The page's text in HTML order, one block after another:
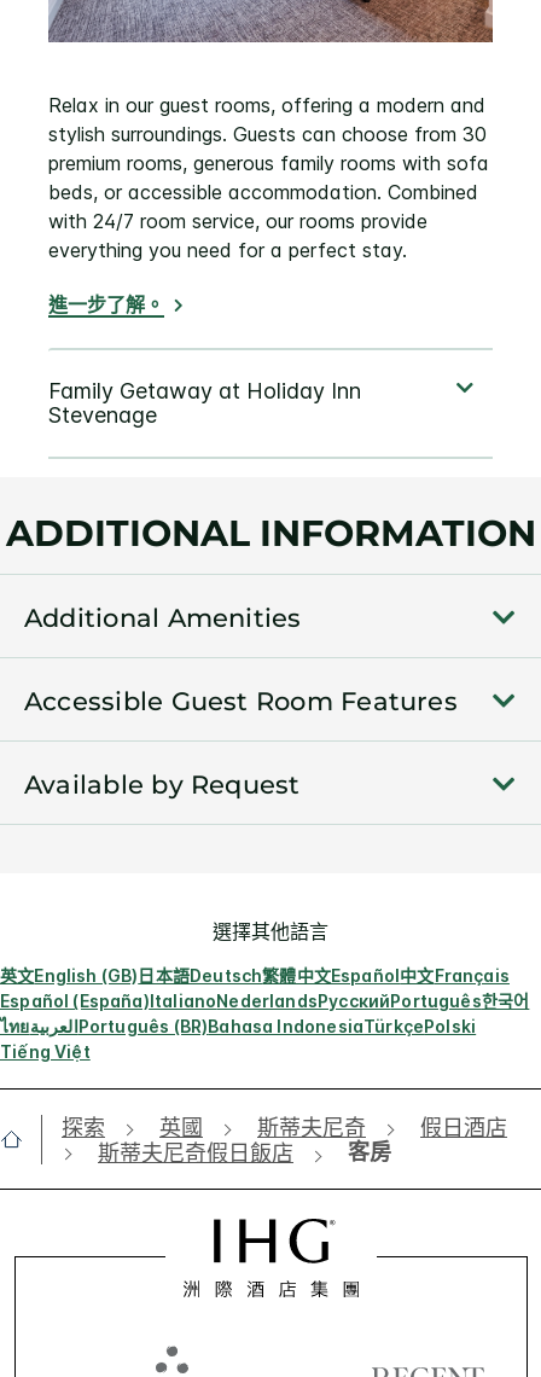
Relax in our guest rooms, offering a modern and
stylish surroundings. Guests can choose from 30
premium rooms, generous family rooms with sofa
beds, or accessible accommodation. Combined
with 24/7 room service, our rooms provide
everything you need for a perfect stay.
進一步了解。
ADDITIONAL INFORMATION
Additional Amenities
Accessible Guest Room Features
Available by Request
選擇其他語言
英文English (GB)日本語Deutsch繁體中文Español中文Français
Español (España)ItalianoNederlandsРусскийPortuguês한국어
ไทยالعربيةPortuguês (BR)Bahasa IndonesiaTürkçePolski
Tiếng Việt
探索 英國 斯蒂夫尼奇
假日酒店
斯蒂夫尼奇假日飯店
客房